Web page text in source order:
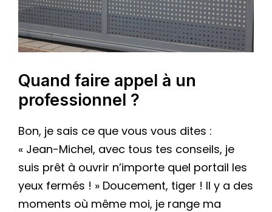
Quand faire appel à un
professionnel ?
Bon, je sais ce que vous vous dites :
« Jean-Michel, avec tous tes conseils, je
suis prêt à ouvrir n’importe quel portail les
yeux fermés ! » Doucement, tiger ! Il y a des
moments où même moi, je range ma